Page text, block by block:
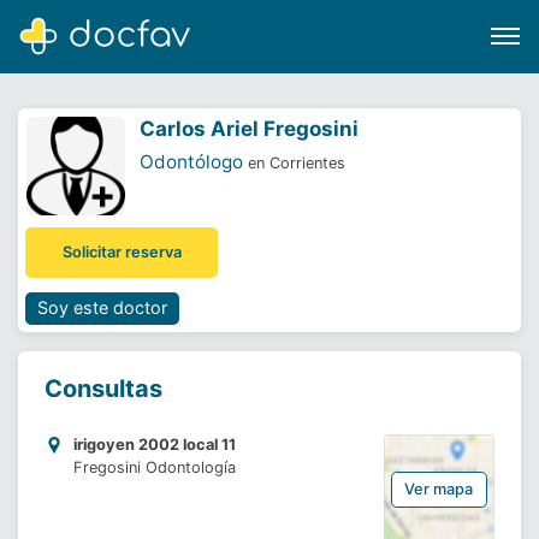
Software para clínicas
¿Eres un doctor?
Carlos Ariel Fregosini
Odontólogo en Corrientes
Solicitar reserva
Soy este doctor
Consultas
irigoyen 2002 local 11
Fregosini Odontología
Ver mapa